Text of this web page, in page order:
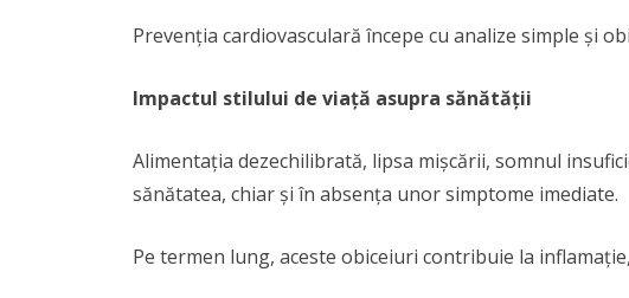
Prevenția cardiovasculară începe cu analize simple și
Impactul stilului de viață asupra sănătății
Alimentația dezechilibrată, lipsa mișcării, somnul
sănătatea, chiar și în absența unor simptome imediate.
Pe termen lung, aceste obiceiuri contribuie la